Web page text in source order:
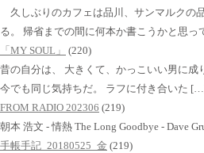
久しぶりのカフェは品川、サンマルクの
る。 帰省までの間に何本か書こうかと思
「MY SOUL」
(220)
昔の自分は、 大きくて、かっこいい男に成
今でも同じ気持ちだ。 ラフに付き合いた
FROM RADIO 202306 (219)
朝本 浩文 - 情熱 The Long Goodbye - Dave
手帳手記_20180525_金 (219)